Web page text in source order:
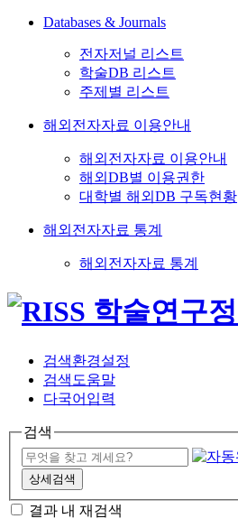
Databases & Journals
전자저널 리스트
학술DB 리스트
주제별 리스트
해외전자자료 이용안내
해외전자자료 이용안내
해외DB별 이용권한
대학별 해외DB 구독현황
해외전자자료 통계
해외전자자료 통계
검색환경설정
검색도움말
다국어입력
검색
상세검색
결과 내 재검색